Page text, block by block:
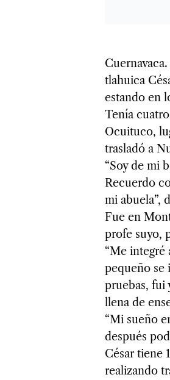
tlahuica
estando en
Tenía
Ocuituco,
trasladó a
“Soy de mi
Recuerdo
mi abuela”,
Fue en
profe suyo,
“Me integré
pequeño se
pruebas, fui
llena de
“Mi sueño
después
César tiene
realizando